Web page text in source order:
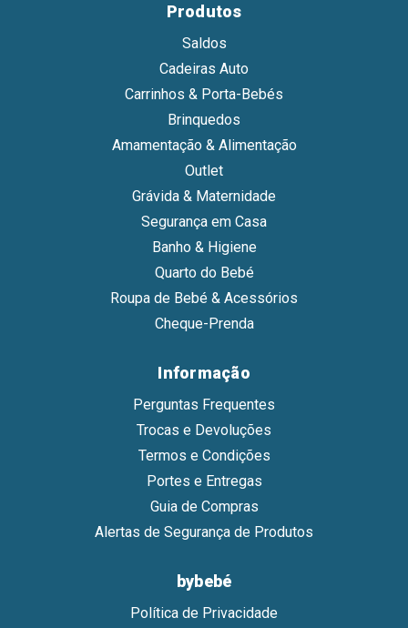
Produtos
Saldos
Cadeiras Auto
Carrinhos & Porta-Bebés
Brinquedos
Amamentação & Alimentação
Outlet
Grávida & Maternidade
Segurança em Casa
Banho & Higiene
Quarto do Bebé
Roupa de Bebé & Acessórios
Cheque-Prenda
Informação
Perguntas Frequentes
Trocas e Devoluções
Termos e Condições
Portes e Entregas
Guia de Compras
Alertas de Segurança de Produtos
bybebé
Política de Privacidade